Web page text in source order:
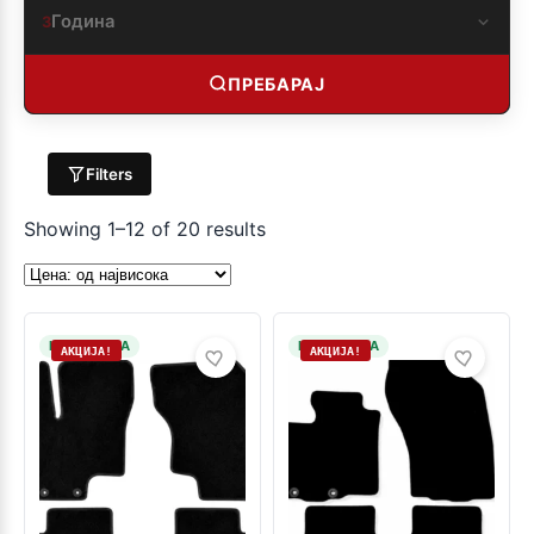
3Година
ПРЕБАРАЈ
Filters
Showing 1–12 of 20 results
НА ЗАЛИХА
АКЦИЈА! НА ЗАЛИХА
АКЦИЈА!